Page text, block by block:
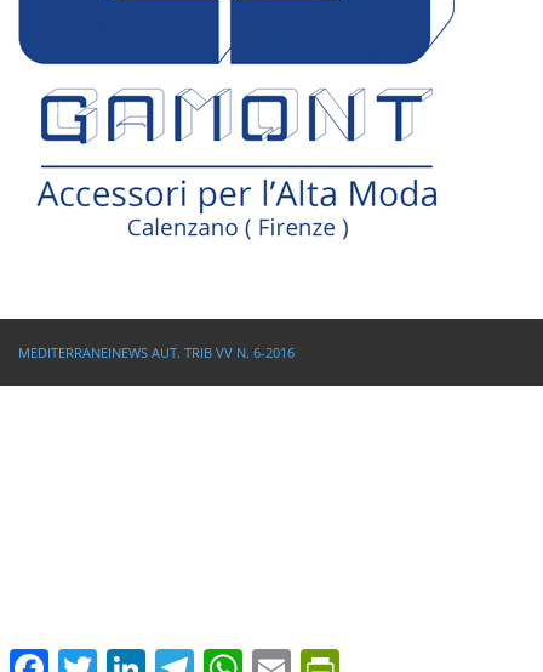
FacebookTwitter LinkedInTelegramWhatsAppEmail
MEDITERRANEINEWS AUT. TRIB VV N. 6-2016